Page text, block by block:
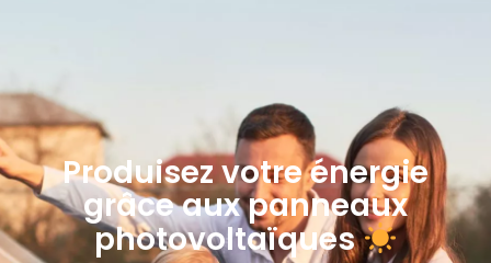
Produisez votre énergie
grâce aux panneaux
photovoltaïques